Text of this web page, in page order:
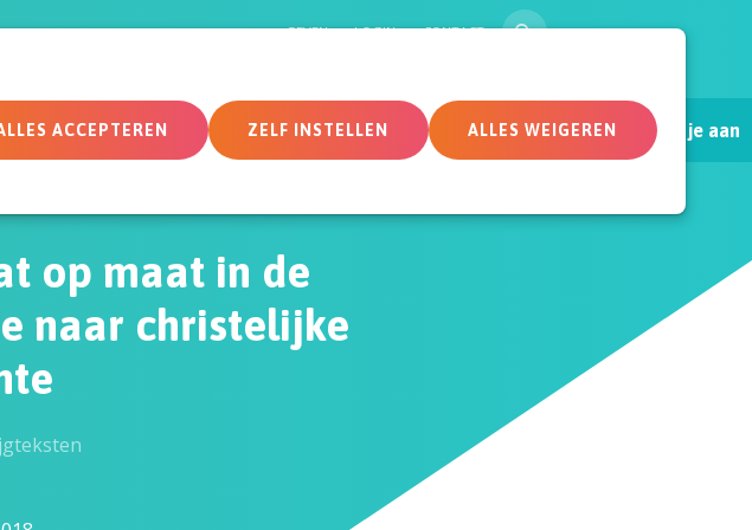
ACCEPTEREN ZELF INSTELLEN ALLES WEIGEREN
Doe mee Actueel Deelnemersomgeving Sluit je aan
GEVEN LOGIN CONTACT ZOEK
op maat in de
naar christelijke